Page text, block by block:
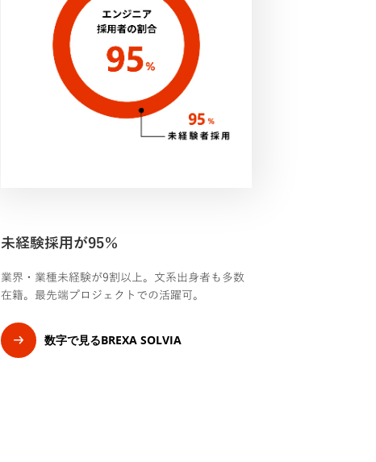
未経験採用が95％
業界・業種未経験が9割以上。文系出身者も多数
在籍。最先端プロジェクトでの活躍可。
数字で見るBREXA SOLVIA